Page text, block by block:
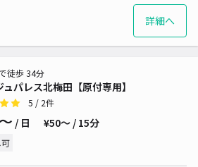
詳細へ
ュパレス北梅田【原付専用】
徒歩 34分
5 / 2件
/ 日 ¥50〜 / 15分